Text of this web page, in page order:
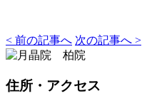
< 前の記事へ 次の記事へ >
住所 ・アクセス